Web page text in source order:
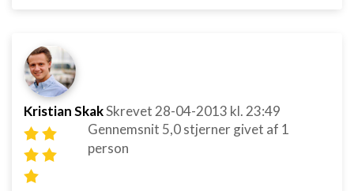
Kristian SkakSkrevet 28-04-2013 kl. 23:49
Gennemsnit 5,0stjerner givet af 1
person